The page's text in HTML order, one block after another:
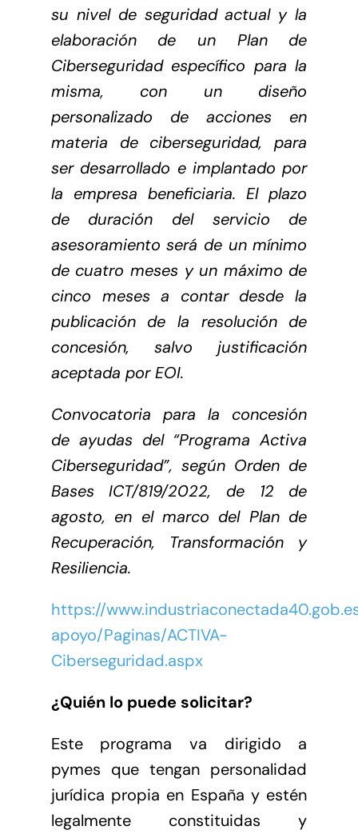
su nivel de seguridad actual y la
elaboración de un Plan de
Ciberseguridad específico para la
misma, con un diseño
personalizado de acciones en
materia de ciberseguridad, para
ser desarrollado e implantado por
la empresa beneficiaria. El plazo
de duración del servicio de
asesoramiento será de un mínimo
de cuatro meses y un máximo de
cinco meses a contar desde la
publicación de la resolución de
concesión, salvo justificación
aceptada por EOI.
Convocatoria para la concesión
de ayudas del “Programa Activa
Ciberseguridad”, según Orden de
Bases ICT/819/2022, de 12 de
agosto, en el marco del Plan de
Recuperación, Transformación y
Resiliencia.
https://
apoyo/Paginas/ACTIVA-
Ciberseguridad.aspx
¿Quién lo puede solicitar?
Este programa va dirigido a
pymes que tengan personalidad
jurídica propia en España y estén
legalmente constituidas y